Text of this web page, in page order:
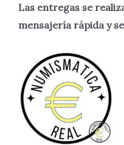
Las entregas se
mensajería rápida y